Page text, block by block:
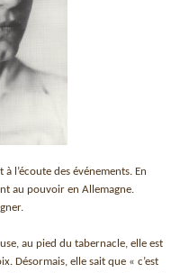
l’écoute des événements. En
au pouvoir en Allemagne.
au pied du tabernacle, elle est
Désormais, elle sait que « c’est